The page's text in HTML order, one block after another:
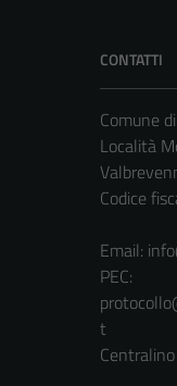
CONTATTI
Comune
Località
Codice
Email:
PEC:
t